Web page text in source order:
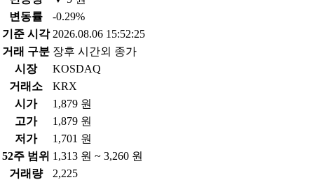
변동률
-0.29%
기준 시각 2026.08.06 15:52:25
거래 구분 장후 시간외 종가
시장
KOSDAQ
거래소
KRX
시가
1,879 원
고가
1,879 원
저가
1,701 원
52주 범위 1,313 원 ~ 3,260 원
거래량
2,225